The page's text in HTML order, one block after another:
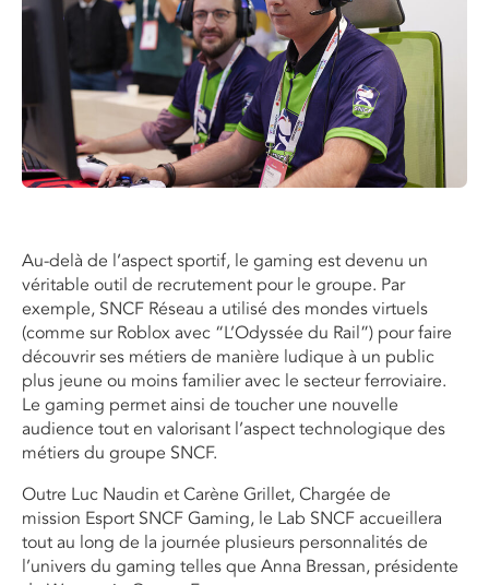
Au-delà de l’aspect sportif, le gaming est devenu un
véritable outil de recrutement pour le groupe. Par
exemple, SNCF Réseau a utilisé des mondes virtuels
(comme sur Roblox avec “L’Odyssée du Rail”) pour faire
découvrir ses métiers de manière ludique à un public
plus jeune ou moins familier avec le secteur ferroviaire.
Le gaming permet ainsi de toucher une nouvelle
audience tout en valorisant l’aspect technologique des
métiers du groupe SNCF.
Outre Luc Naudin et Carène Grillet, Chargée de
mission Esport SNCF Gaming, le Lab SNCF accueillera
tout au long de la journée plusieurs personnalités de
l’univers du gaming telles que Anna Bressan, présidente